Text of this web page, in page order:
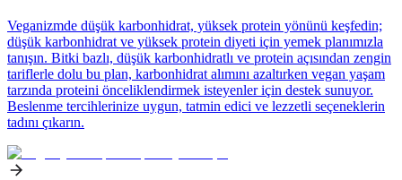
Veganizmde düşük karbonhidrat, yüksek protein yönünü keşfedin;
düşük karbonhidrat ve yüksek protein diyeti için yemek planımızla
tanışın. Bitki bazlı, düşük karbonhidratlı ve protein açısından zengin
tariflerle dolu bu plan, karbonhidrat alımını azaltırken vegan yaşam
tarzında proteini önceliklendirmek isteyenler için destek sunuyor.
Beslenme tercihlerinize uygun, tatmin edici ve lezzetli seçeneklerin
tadını çıkarın.